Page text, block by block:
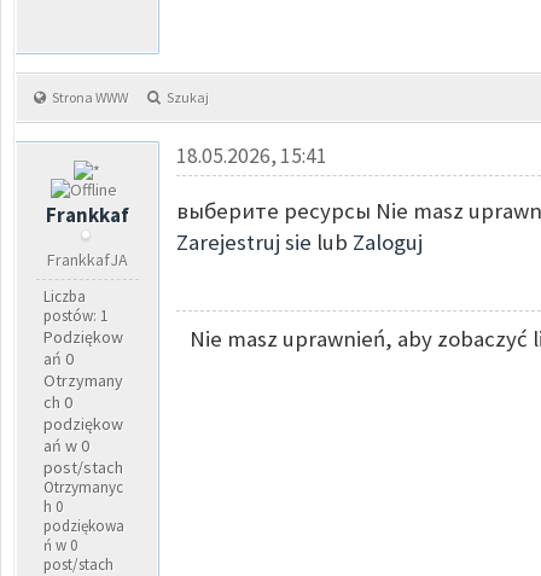
Strona WWW Szukaj
Frankkaf
FrankkafJA
Liczba
postów: 1
Podziękow
ań 0
Otrzymany
ch 0
podziękow
ań w 0
post/stach
Otrzymanyc
h 0
podziękowa
ń w 0
post/stach
18.05.2026, 15:41
выберите ресурсы Nie masz
Zarejestruj sie lub Zaloguj
Nie masz uprawnień, aby zobaczyć